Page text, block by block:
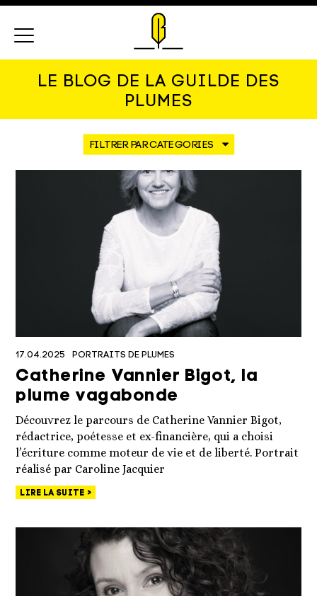
LE BLOG DE LA GUILDE DES
PLUMES
17.04.2025 PORTRAITS DE PLUMES
Catherine Vannier Bigot, la
plume vagabonde
Découvrez le parcours de Catherine Vannier Bigot,
rédactrice, poétesse et ex-financière, qui a choisi
l’écriture comme moteur de vie et de liberté. Portrait
réalisé par Caroline Jacquier
LIRE LA SUITE